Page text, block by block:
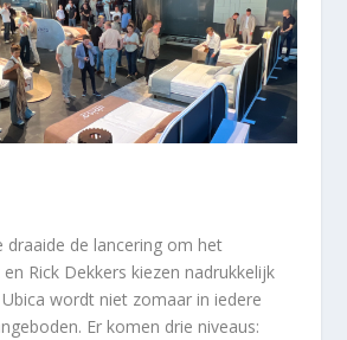
draaide de lancering om het
Rick Dekkers kiezen nadrukkelijk
wordt niet zomaar in iedere
Er komen drie niveaus: